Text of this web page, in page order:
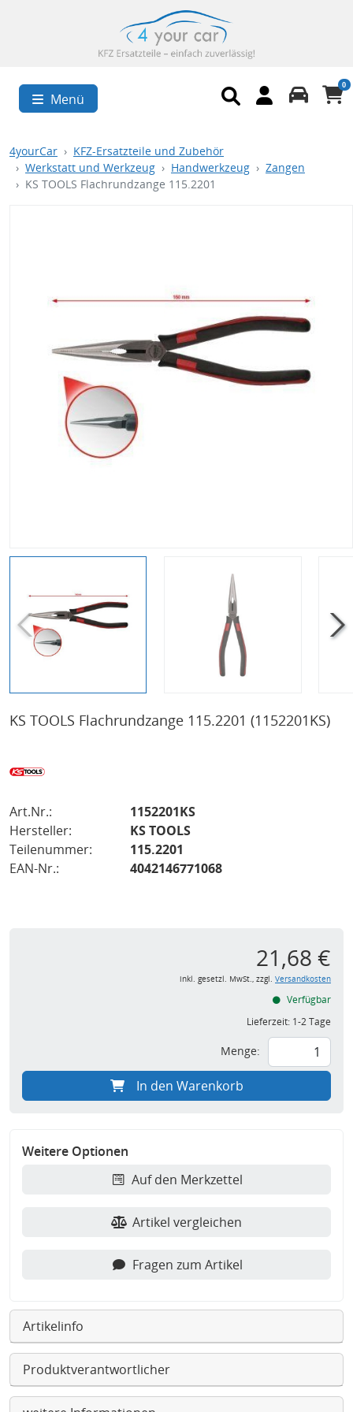
Menü
0
4yourCar
KFZ-Ersatzteile und Zubehör
Werkstatt und Werkzeug
Handwerkzeug
Zangen
KS TOOLS Flachrundzange 115.2201
KS TOOLS Flachrundzange 115.2201 (1152201KS)
Art.Nr.:
1152201KS
Hersteller:
KS TOOLS
Teilenummer:
115.2201
EAN-Nr.:
4042146771068
21,68 €
inkl. gesetzl. MwSt., zzgl. Versandkosten
Verfügbar
Lieferzeit: 1-2 Tage
Menge:
In den Warenkorb
Weitere Optionen
Auf den Merkzettel
Artikel vergleichen
Fragen zum Artikel
Artikelinfo
Produktverantwortlicher